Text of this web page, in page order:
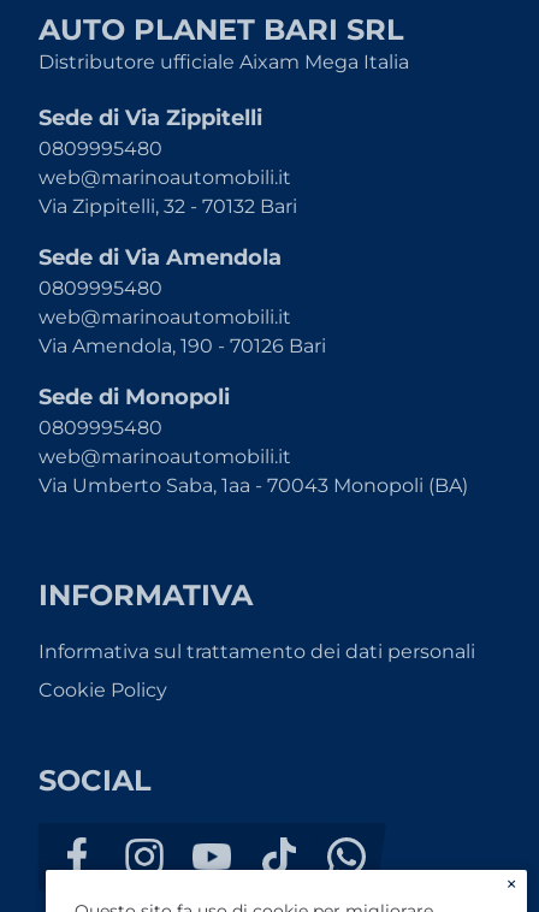
AUTO PLANET BARI SRL
Distributore ufficiale Aixam Mega Italia
Sede di Via Zippitelli
0809995480
web@marinoautomobili.it
Via Zippitelli, 32 - 70132 Bari
Sede di Via Amendola
0809995480
web@marinoautomobili.it
Via Amendola, 190 - 70126 Bari
Sede di Monopoli
0809995480
web@marinoautomobili.it
Via Umberto Saba, 1aa - 70043 Monopoli (BA)
INFORMATIVA
Informativa sul trattamento dei dati personali
Cookie Policy
SOCIAL
×